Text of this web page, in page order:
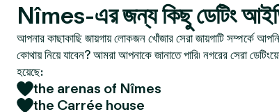
Nîmes-এর জন্য কিছু ডেটিং
আপনার কাছাকাছি জায়গায় লোকজন খোঁজার সেরা জায়গাটি সম্পর্কে
কোথায় নিয়ে যাবেন? আমরা আপনাকে জানাতে পারি৷ নগরের সেরা
হয়েছে:
the arenas of Nîmes
the Carrée house